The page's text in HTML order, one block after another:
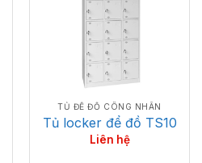
TỦ ĐỂ ĐỒ CÔNG NHÂN
Tủ locker để đồ TS10
Liên hệ